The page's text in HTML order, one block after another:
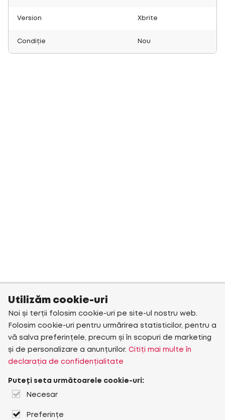
Version Xbrite
Condiție Nou
Utilizăm cookie-uri
Noi și terții folosim cookie-uri pe site-ul nostru web.
Folosim cookie-uri pentru urmărirea statisticilor, pentru a
vă salva preferințele, precum și în scopuri de marketing
și de personalizare a anunțurilor. Citiți mai multe în
declarația de confidențialitate
Puteți seta următoarele cookie-uri:
Necesar
Preferințe